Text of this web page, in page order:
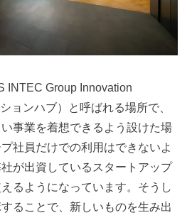
INTEC Group Innovation
ョンハブ）と呼ばれる場所で、
事業を着想できるよう設けた場
社員だけでの利用はできないよ
が出資しているスタートアップ
るようになっています。そうし
ることで、新しいものを生み出